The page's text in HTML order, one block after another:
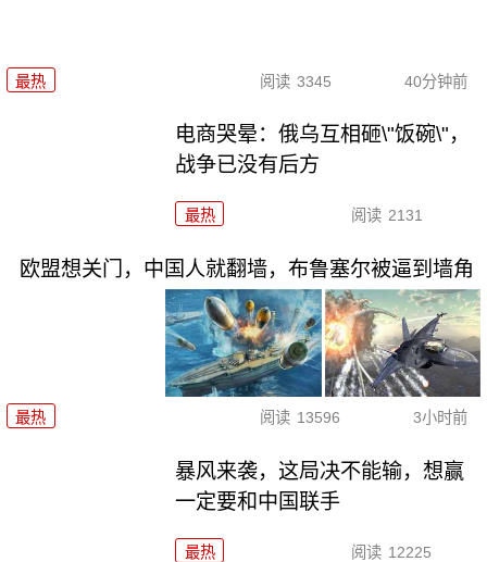
最热 阅读 3345 40分钟前
电商哭晕：俄乌互相砸\"饭碗\"，
战争已没有后方
最热 阅读 2131
欧盟想关门，中国人就翻墙，布鲁塞尔被逼到墙角
最热 阅读 13596 3小时前
暴风来袭，这局决不能输，想赢
一定要和中国联手
最热 阅读 12225